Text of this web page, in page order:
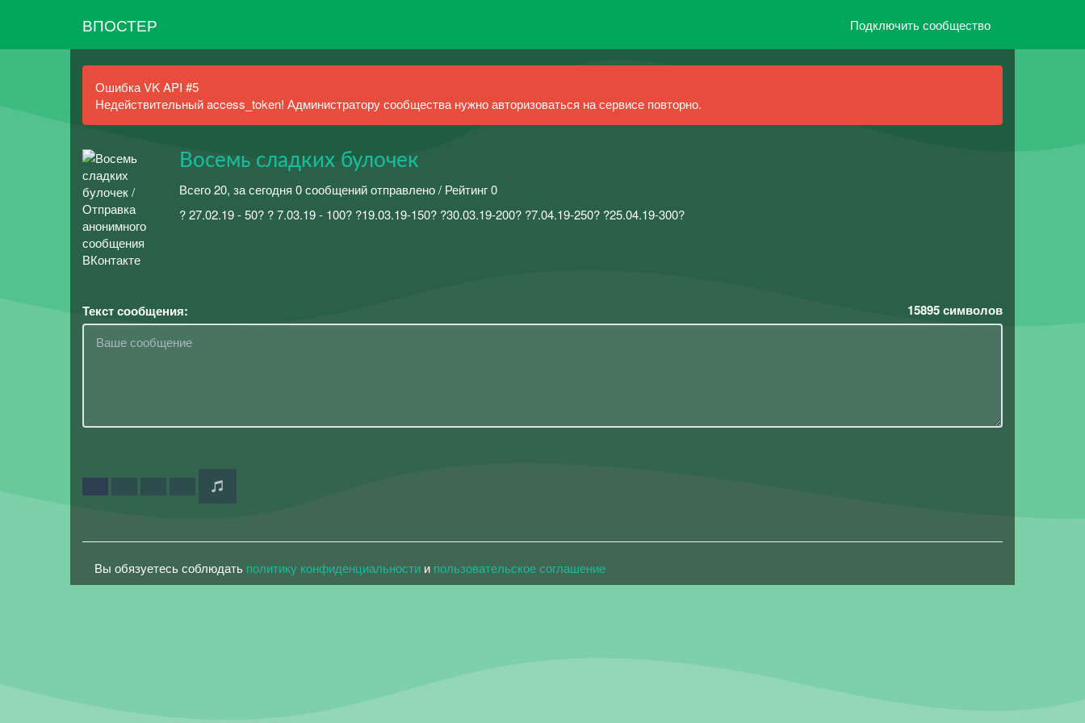
ВПОСТЕР Подключить сообщество
Ошибка VK API #5
Недействительный access_token! Администратору сообщества нужно авторизоваться на сервисе повторно.
Восемь сладких булочек
Всего 20, за сегодня 0 сообщений отправлено / Рейтинг 0
? 27.02.19 - 50? ? 7.03.19 - 100? ?19.03.19-150? ?30.03.19-200? ?7.04.19-250? ?25.04.19-300?
Текст сообщения: 15895символов
Вы обязуетесь соблюдать политику конфиденциальности и пользовательское соглашение